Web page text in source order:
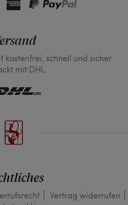
kostenfrei, schnell und sicher
mit DHL.
Vertrag widerrufen